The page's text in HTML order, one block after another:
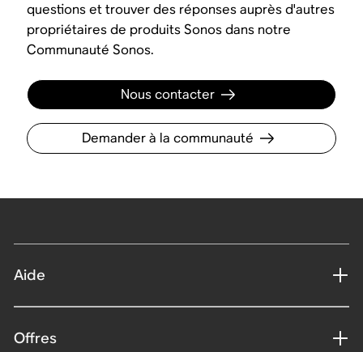
questions et trouver des réponses auprès d'autres
propriétaires de produits Sonos dans notre
Communauté Sonos.
Nous contacter
Demander à la communauté
Aide
Offres